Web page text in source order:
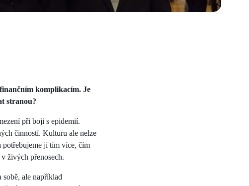
komplikacím. Je
stranou?
při boji s epidemií.
činností. Kulturu ale nelze
potřebujeme ji tím více, čím
živých přenosech.
ale například